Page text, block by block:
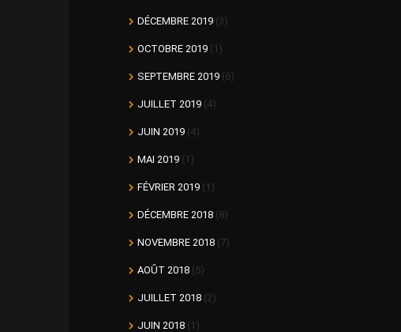
DÉCEMBRE 2019 (3)
OCTOBRE 2019 (1)
SEPTEMBRE 2019 (6)
JUILLET 2019 (4)
JUIN 2019 (4)
MAI 2019 (1)
FÉVRIER 2019 (1)
DÉCEMBRE 2018 (8)
NOVEMBRE 2018 (7)
AOÛT 2018 (5)
JUILLET 2018 (2)
JUIN 2018 (1)